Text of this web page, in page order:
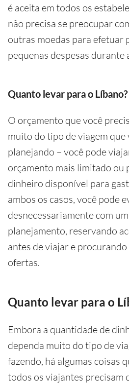
é aceita em todos os
não precisa se preocupar
outras moedas para efetuar
pequenas despesas durante
Quanto levar para o Líbano?
O orçamento que você
muito do tipo de viagem que
planejando – você pode
orçamento mais limitado ou
dinheiro disponível para
ambos os casos, você pode
desnecessariamente com
planejamento, reservando
antes de viajar e
ofertas.
Quanto levar para o
Embora a quantidade de
dependa muito do tipo de
fazendo, há algumas coisas
todos os viajantes precisam